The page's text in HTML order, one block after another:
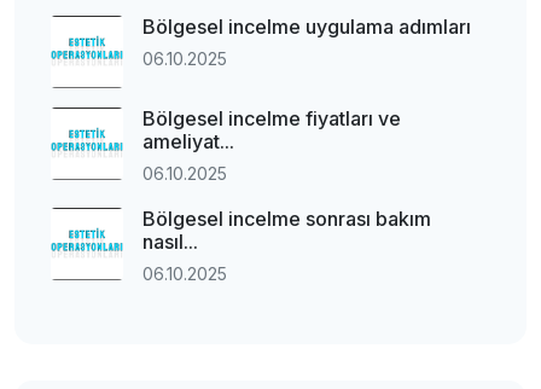
Bölgesel incelme uygulama adımları
06.10.2025
Bölgesel incelme fiyatları ve
ameliyat...
06.10.2025
Bölgesel incelme sonrası bakım
nasıl...
06.10.2025